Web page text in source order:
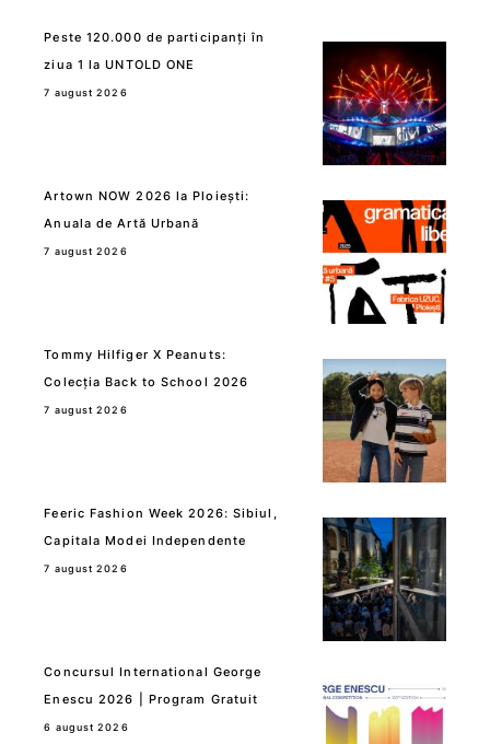
Peste 120.000 de participanți în
ziua 1 la UNTOLD ONE
7 august 2026
Artown NOW 2026 la Ploiești:
Anuala de Artă Urbană
7 august 2026
Tommy Hilfiger X Peanuts:
Colecția Back to School 2026
7 august 2026
Feeric Fashion Week 2026: Sibiul,
Capitala Modei Independente
7 august 2026
Concursul International George
Enescu 2026 | Program Gratuit
6 august 2026